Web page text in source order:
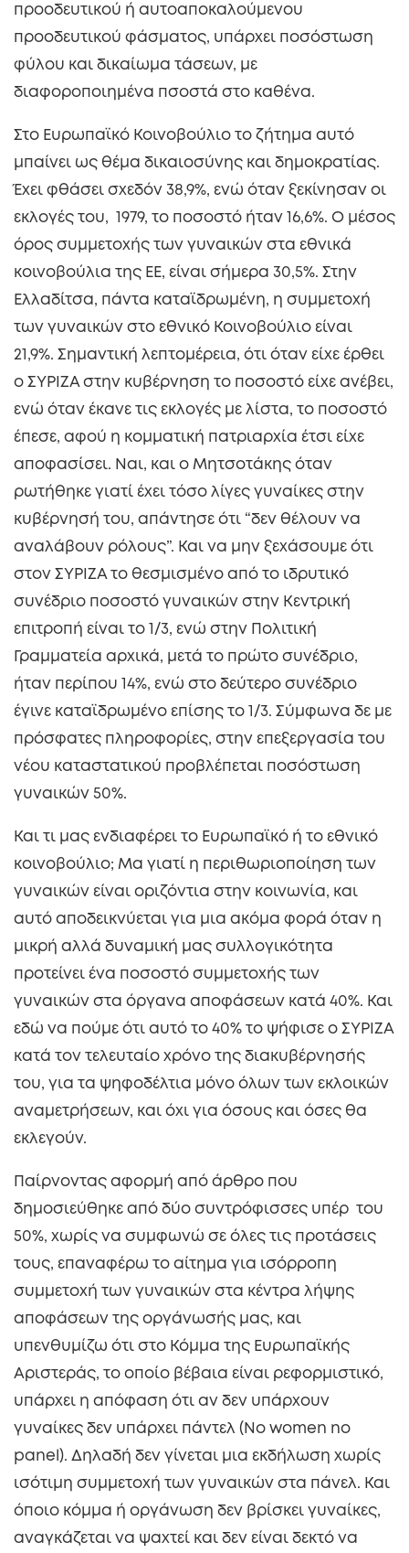
προοδευτικού ή αυτοαποκαλούμενου
προοδευτικού φάσματος, υπάρχει ποσόστωση
φύλου και δικαίωμα τάσεων, με
διαφοροποιημένα πσοστά στο καθένα.
Στο Ευρωπαϊκό Κοινοβούλιο το ζήτημα αυτό
μπαίνει ως θέμα δικαιοσύνης και δημοκρατίας.
Έχει φθάσει σχεδόν 38,9%, ενώ όταν ξεκίνησαν οι
εκλογές του, 1979, το ποσοστό ήταν 16,6%. Ο μέσος
όρος συμμετοχής των γυναικών στα εθνικά
κοινοβούλια της ΕΕ, είναι σήμερα 30,5%. Στην
Ελλαδίτσα, πάντα καταϊδρωμένη, η συμμετοχή
των γυναικών στο εθνικό Κοινοβούλιο είναι
21,9%. Σημαντική λεπτομέρεια, ότι όταν είχε έρθει
ο ΣΥΡΙΖΑ στην κυβέρνηση το ποσοστό είχε ανέβει,
ενώ όταν έκανε τις εκλογές με λίστα, το ποσοστό
έπεσε, αφού η κομματική πατριαρχία έτσι είχε
αποφασίσει. Ναι, και ο Μητσοτάκης όταν
ρωτήθηκε γιατί έχει τόσο λίγες γυναίκες στην
κυβέρνησή του, απάντησε ότι “δεν θέλουν να
αναλάβουν ρόλους”. Και να μην ξεχάσουμε ότι
στον ΣΥΡΙΖΑ το θεσμισμένο από το ιδρυτικό
συνέδριο ποσοστό γυναικών στην Κεντρική
επιτροπή είναι το 1/3, ενώ στην Πολιτική
Γραμματεία αρχικά, μετά το πρώτο συνέδριο,
ήταν περίπου 14%, ενώ στο δεύτερο συνέδριο
έγινε καταϊδρωμένο επίσης το 1/3. Σύμφωνα δε με
πρόσφατες πληροφορίες, στην επεξεργασία του
νέου καταστατικού προβλέπεται ποσόστωση
γυναικών 50%.
Και τι μας ενδιαφέρει το Ευρωπαϊκό ή το εθνικό
κοινοβούλιο; Μα γιατί η περιθωριοποίηση των
γυναικών είναι οριζόντια στην κοινωνία, και
αυτό αποδεικνύεται για μια ακόμα φορά όταν η
μικρή αλλά δυναμική μας συλλογικότητα
προτείνει ένα ποσοστό συμμετοχής των
γυναικών στα όργανα αποφάσεων κατά 40%. Και
εδώ να πούμε ότι αυτό το 40% το ψήφισε ο ΣΥΡΙΖΑ
κατά τον τελευταίο χρόνο της διακυβέρνησής
του, για τα ψηφοδέλτια μόνο όλων των εκλοικών
αναμετρήσεων, και όχι για όσους και όσες θα
εκλεγούν.
Παίρνοντας αφορμή από άρθρο που
δημοσιεύθηκε από δύο συντρόφισσες υπέρ του
50%, χωρίς να συμφωνώ σε όλες τις προτάσεις
τους, επαναφέρω το αίτημα για ισόρροπη
συμμετοχή των γυναικών στα κέντρα λήψης
αποφάσεων της οργάνωσής μας, και
υπενθυμίζω ότι στο Κόμμα της Ευρωπαϊκής
Αριστεράς, το οποίο βέβαια είναι ρεφορμιστικό,
υπάρχει η απόφαση ότι αν δεν υπάρχουν
γυναίκες δεν υπάρχει πάντελ (No women no
panel). Δηλαδή δεν γίνεται μια εκδήλωση χωρίς
ισότιμη συμμετοχή των γυναικών στα πάνελ. Και
όποιο κόμμα ή οργάνωση δεν βρίσκει γυναίκες,
αναγκάζεται να ψαχτεί και δεν είναι δεκτό να